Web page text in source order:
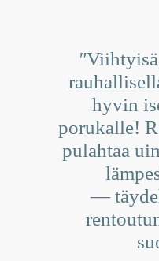
"
hyvin
porukalle!
pulahtaa
—